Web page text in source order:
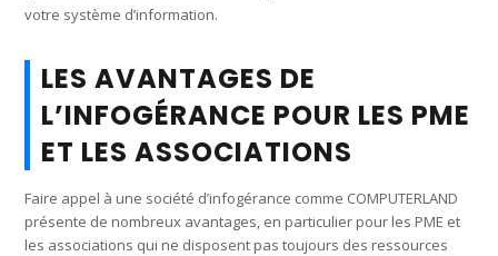
votre système d’information.
LES AVANTAGES DE
L’INFOGÉRANCE POUR LES PME
ET LES ASSOCIATIONS
Faire appel à une société d’infogérance comme COMPUTERLAND
présente de nombreux avantages, en particulier pour les PME et
les associations qui ne disposent pas toujours des ressources